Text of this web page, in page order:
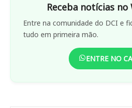
Receba notícias no
Entre na comunidade do DCI e
tudo em primeira mão.
ENTRE NO